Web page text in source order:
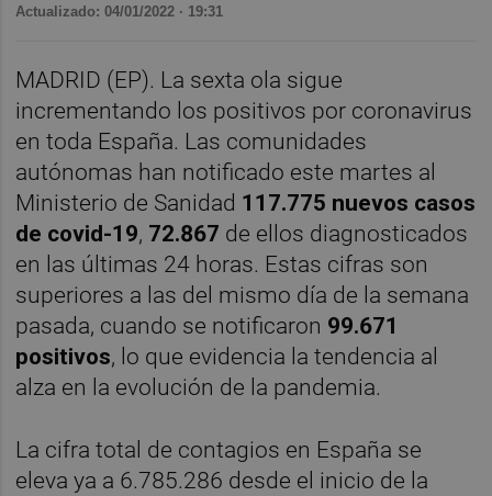
Actualizado: 04/01/2022 · 19:31
MADRID (EP). La sexta ola sigue
incrementando los positivos por coronavirus
en toda España. Las comunidades
autónomas han notificado este martes al
Ministerio de Sanidad 117.775 nuevos casos
de covid-19, 72.867 de ellos diagnosticados
en las últimas 24 horas. Estas cifras son
superiores a las del mismo día de la semana
pasada, cuando se notificaron 99.671
positivos, lo que evidencia la tendencia al
alza en la evolución de la pandemia.
La cifra total de contagios en España se
eleva ya a 6.785.286 desde el inicio de la